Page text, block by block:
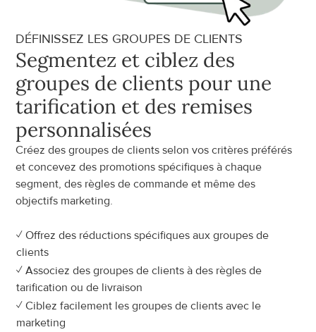
DÉFINISSEZ LES GROUPES DE CLIENTS
Segmentez et ciblez des
groupes de clients pour une
tarification et des remises
personnalisées
Créez des groupes de clients selon vos critères préférés
et concevez des promotions spécifiques à chaque
segment, des règles de commande et même des
objectifs marketing.
✓ Offrez des réductions spécifiques aux groupes de
clients
✓ Associez des groupes de clients à des règles de
tarification ou de livraison
✓ Ciblez facilement les groupes de clients avec le
marketing